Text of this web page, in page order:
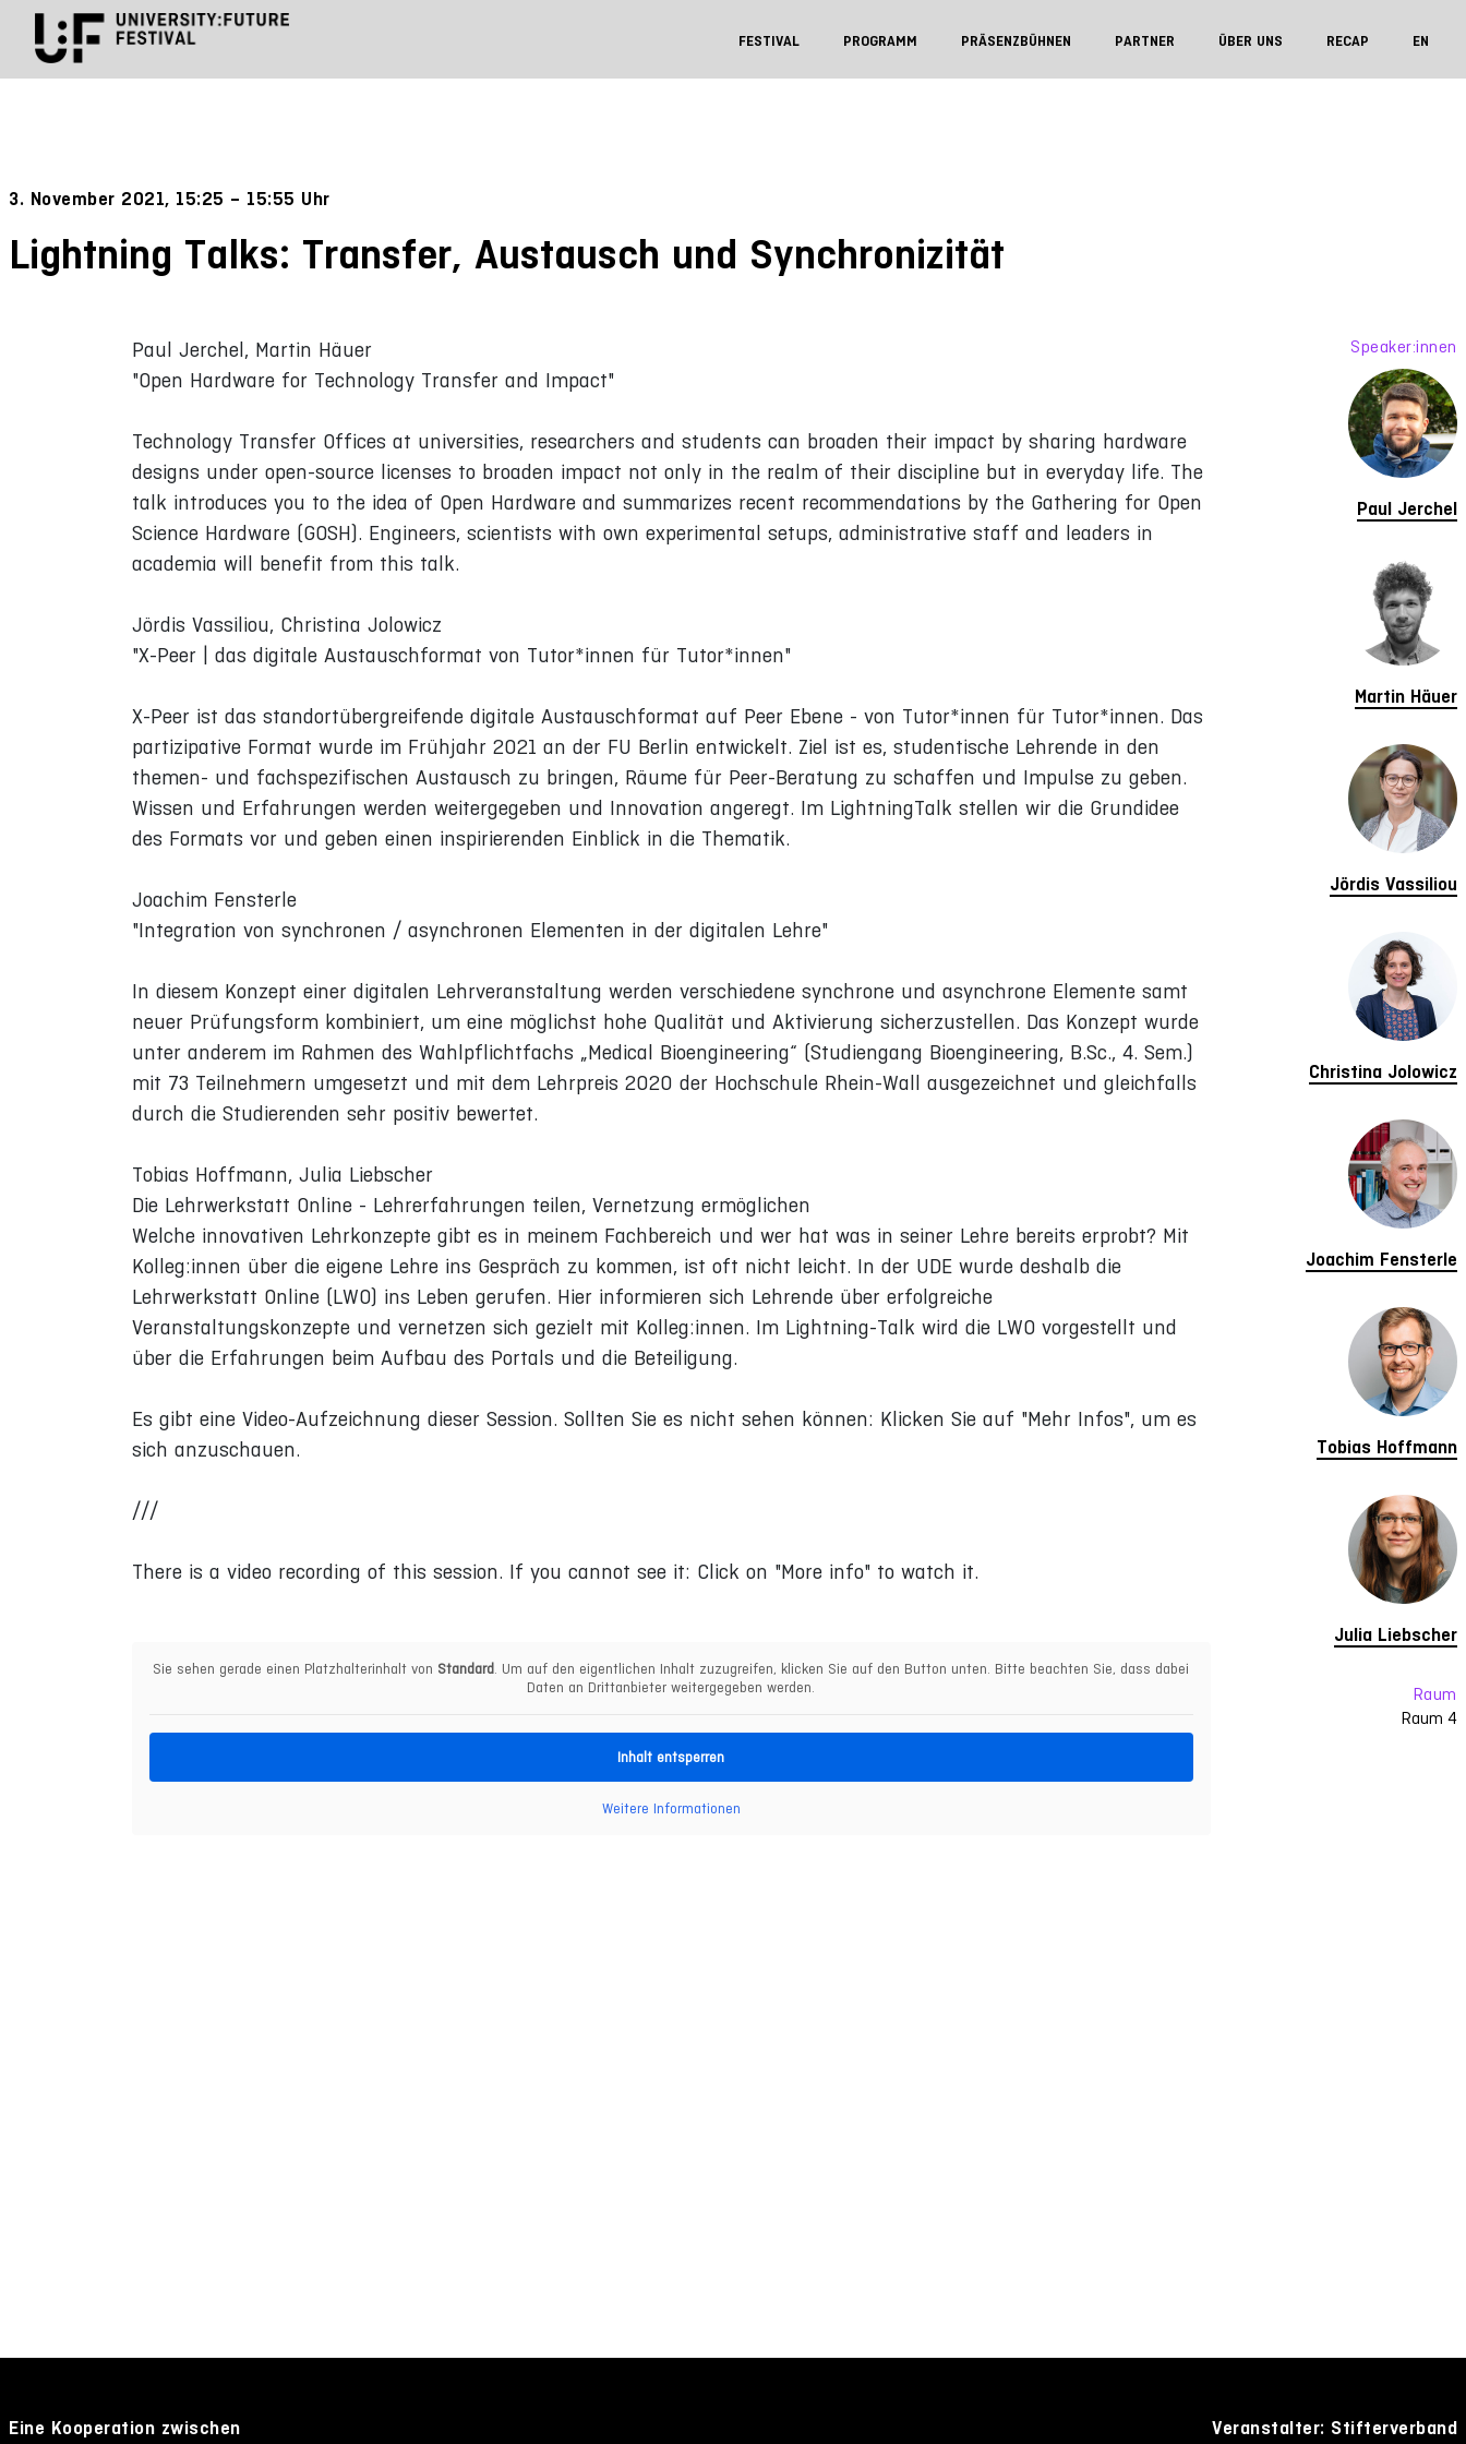
FESTIVAL PROGRAMM PRÄSENZBÜHNEN PARTNER ÜBER UNS RECAP EN
3. November 2021, 15:25 – 15:55 Uhr
Lightning Talks: Transfer, Austausch und Synchronizität
Paul Jerchel, Martin Häuer
"Open Hardware for Technology Transfer and Impact"
Technology Transfer Offices at universities, researchers and students can broaden their impact by sharing hardware
designs under open-source licenses to broaden impact not only in the realm of their discipline but in everyday life. The
talk introduces you to the idea of Open Hardware and summarizes recent recommendations by the Gathering for Open
Science Hardware (GOSH). Engineers, scientists with own experimental setups, administrative staff and leaders in
academia will benefit from this talk.
Jördis Vassiliou, Christina Jolowicz
"X-Peer | das digitale Austauschformat von Tutor*innen für Tutor*innen"
X-Peer ist das standortübergreifende digitale Austauschformat auf Peer Ebene - von Tutor*innen für Tutor*innen. Das
partizipative Format wurde im Frühjahr 2021 an der FU Berlin entwickelt. Ziel ist es, studentische Lehrende in den
themen- und fachspezifischen Austausch zu bringen, Räume für Peer-Beratung zu schaffen und Impulse zu geben.
Wissen und Erfahrungen werden weitergegeben und Innovation angeregt. Im LightningTalk stellen wir die Grundidee
des Formats vor und geben einen inspirierenden Einblick in die Thematik.
Joachim Fensterle
"Integration von synchronen / asynchronen Elementen in der digitalen Lehre"
In diesem Konzept einer digitalen Lehrveranstaltung werden verschiedene synchrone und asynchrone Elemente samt
neuer Prüfungsform kombiniert, um eine möglichst hohe Qualität und Aktivierung sicherzustellen. Das Konzept wurde
unter anderem im Rahmen des Wahlpflichtfachs „Medical Bioengineering“ (Studiengang Bioengineering, B.Sc., 4. Sem.)
mit 73 Teilnehmern umgesetzt und mit dem Lehrpreis 2020 der Hochschule Rhein-Wall ausgezeichnet und gleichfalls
durch die Studierenden sehr positiv bewertet.
Tobias Hoffmann, Julia Liebscher
Die Lehrwerkstatt Online - Lehrerfahrungen teilen, Vernetzung ermöglichen
Welche innovativen Lehrkonzepte gibt es in meinem Fachbereich und wer hat was in seiner Lehre bereits erprobt? Mit
Kolleg:innen über die eigene Lehre ins Gespräch zu kommen, ist oft nicht leicht. In der UDE wurde deshalb die
Lehrwerkstatt Online (LWO) ins Leben gerufen. Hier informieren sich Lehrende über erfolgreiche
Veranstaltungskonzepte und vernetzen sich gezielt mit Kolleg:innen. Im Lightning-Talk wird die LWO vorgestellt und
über die Erfahrungen beim Aufbau des Portals und die Beteiligung.
Es gibt eine Video-Aufzeichnung dieser Session. Sollten Sie es nicht sehen können: Klicken Sie auf "Mehr Infos", um es
sich anzuschauen.
///
There is a video recording of this session. If you cannot see it: Click on "More info" to watch it.
Sie sehen gerade einen Platzhalterinhalt von Standard . Um auf den eigentlichen Inhalt zuzugreifen, klicken Sie auf den Button unten. Bitte beachten Sie, dass dabei
Daten an Drittanbieter weitergegeben werden.
Inhalt entsperren
Weitere Informationen
Speaker:innen
Paul Jerchel
Martin Häuer
Jördis Vassiliou
Christina Jolowicz
Joachim Fensterle
Tobias Hoffmann
Julia Liebscher
Raum
Raum 4
Eine Kooperation zwischen Veranstalter: Stifterverband